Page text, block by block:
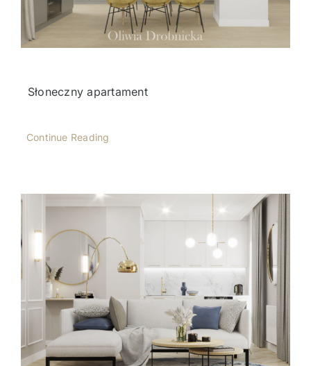
Słoneczny apartament
Continue Reading